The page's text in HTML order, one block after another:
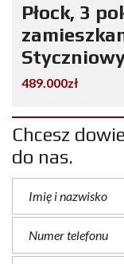
Płock, 3
489.000zł
Chcesz
do nas.